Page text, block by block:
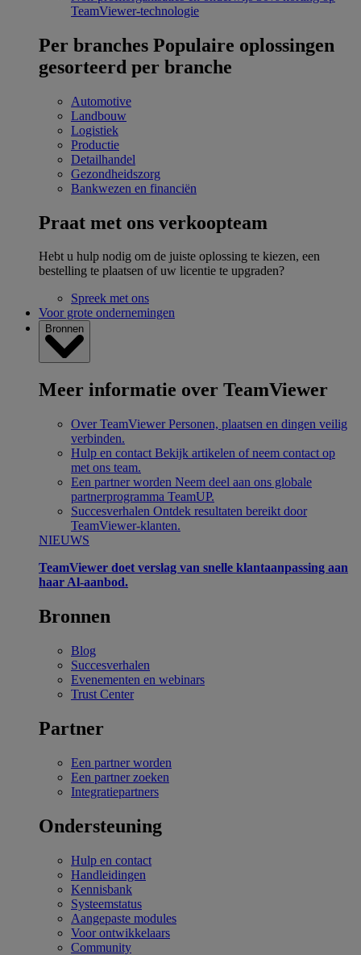
TeamViewer-technologie
Per branches Populaire oplossingen
gesorteerd per branche
Automotive
Landbouw
Logistiek
Productie
Detailhandel
Gezondheidszorg
Bankwezen en financiën
Praat met ons verkoopteam
Hebt u hulp nodig om de juiste oplossing te kiezen, een
bestelling te plaatsen of uw licentie te upgraden?
Spreek met ons
Voor grote ondernemingen
Bronnen
Meer informatie over TeamViewer
Over TeamViewer Personen, plaatsen en dingen veilig
verbinden.
Hulp en contact Bekijk artikelen of neem contact op
met ons team.
Een partner worden Neem deel aan ons globale
partnerprogramma TeamUP.
Succesverhalen Ontdek resultaten bereikt door
TeamViewer-klanten.
NIEUWS
TeamViewer doet verslag van snelle klantaanpassing aan
haar Al-aanbod.
Bronnen
Blog
Succesverhalen
Evenementen en webinars
Trust Center
Partner
Een partner worden
Een partner zoeken
Integratiepartners
Ondersteuning
Hulp en contact
Handleidingen
Kennisbank
Systeemstatus
Aangepaste modules
Voor ontwikkelaars
Community